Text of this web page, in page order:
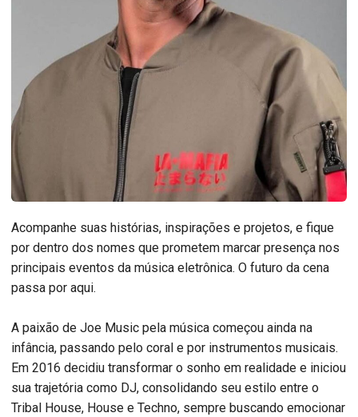
Acompanhe suas histórias, inspirações e projetos, e fique
por dentro dos nomes que prometem marcar presença nos
principais eventos da música eletrônica. O futuro da cena
passa por aqui.
A paixão de Joe Music pela música começou ainda na
infância, passando pelo coral e por instrumentos musicais.
Em 2016 decidiu transformar o sonho em realidade e iniciou
sua trajetória como DJ, consolidando seu estilo entre o
Tribal House, House e Techno, sempre buscando emocionar